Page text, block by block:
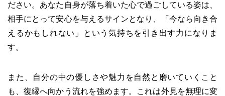
ださい。あなた自身が落ち着いた心で過ごしている姿は、
相手にとって安心を与えるサインとなり、「今なら向き合
えるかもしれない」という気持ちを引き出す力になりま
す。
また、自分の中の優しさや魅力を自然と磨いていくこと
も、復縁へ向かう流れを強めます。これは外見を無理に変